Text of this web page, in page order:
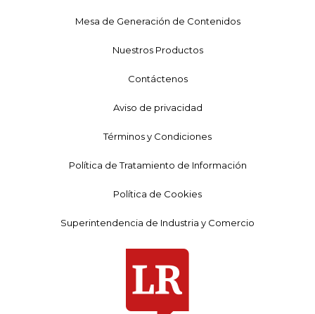
Mesa de Generación de Contenidos
Nuestros Productos
Contáctenos
Aviso de privacidad
Términos y Condiciones
Política de Tratamiento de Información
Política de Cookies
Superintendencia de Industria y Comercio